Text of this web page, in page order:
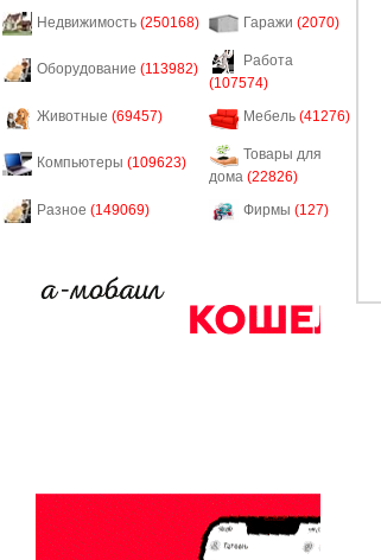
Недвижимость (250168) Гаражи (2070)
Оборудование (113982)
Работа
(107574)
Животные (69457) Мебель (41276)
Компьютеры (109623)
Товары для
дома (22826)
Разное (149069) Фирмы (127)